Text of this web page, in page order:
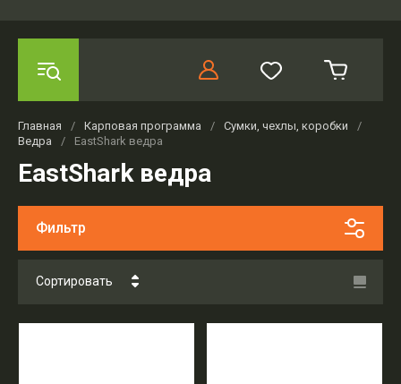
Главная / Карповая программа / Сумки, чехлы, коробки
/
Ведра
/ EastShark ведра
EastShark ведра
Фильтр
Сортировать
Цена - убывание